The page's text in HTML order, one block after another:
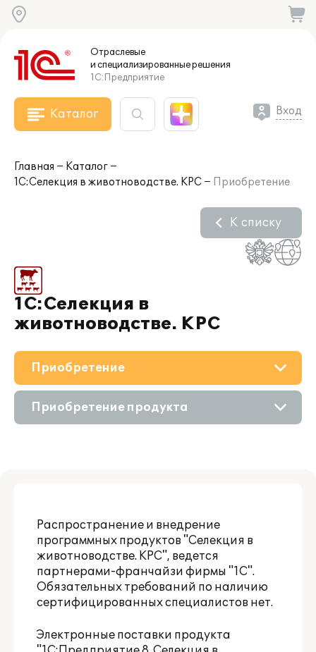
Отраслевые
и специализированныерешения
1С:Предприятие
Каталог Вход
Главная
Каталог
1С:Селекция в животноводстве. КРС
Приобретение
1С:Селекция в
животноводстве. КРС
К списку
О решении
Приобретение
Приобретение продукта
Распространение и внедрение
программных продуктов "Селекция в
животноводстве. КРС", ведется
партнерами-франчайзи фирмы "1С".
Обязательных требований по наличию
сертифицированных специалистов нет.
Электронные поставки продукта